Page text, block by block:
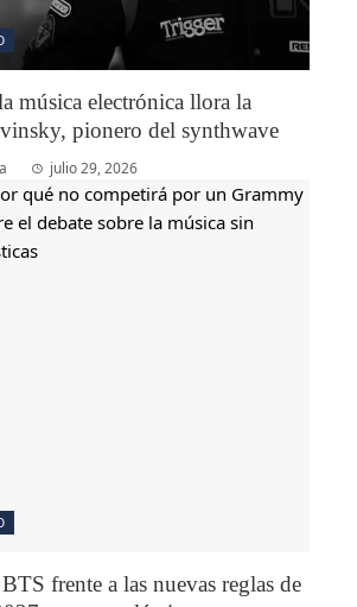
música electrónica llora la
pionero del synthwave
julio 29, 2026
frente a las nuevas reglas de